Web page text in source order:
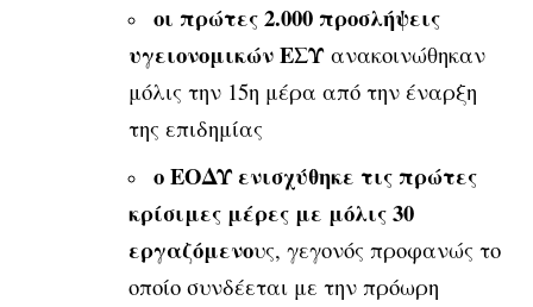
οι πρώτες 2.000 προσλήψεις
υγειονομικών ΕΣΥανακοινώθηκαν
μόλις την 15η μέρα από την έναρξη
της επιδημίας
ο ΕΟΔΥ ενισχύθηκε τις πρώτες
κρίσιμες μέρες με μόλις 30
εργαζόμενους, γεγονός προφανώς το
οποίο συνδέε­ται με την πρόωρη